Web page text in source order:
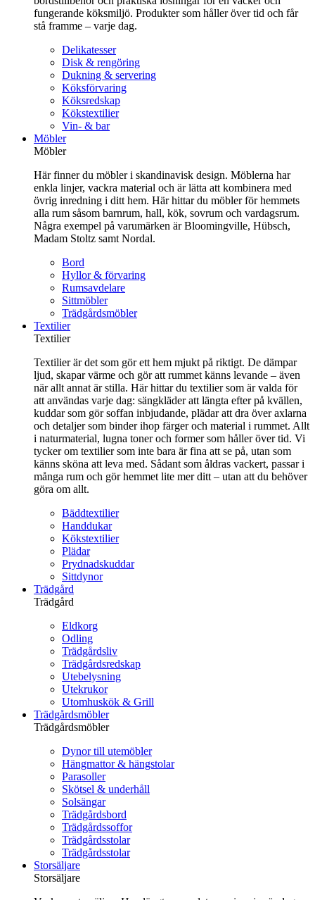
fungerande köksmiljö. Produkter som håller över tid och får
stå framme – varje dag.
Delikatesser
Disk & rengöring
Dukning & servering
Köksförvaring
Köksredskap
Kökstextilier
Vin- & bar
Möbler
Möbler
Här finner du möbler i skandinavisk design. Möblerna har
enkla linjer, vackra material och är lätta att kombinera med
övrig inredning i ditt hem. Här hittar du möbler för hemmets
alla rum såsom barnrum, hall, kök, sovrum och vardagsrum.
Några exempel på varumärken är Bloomingville, Hübsch,
Madam Stoltz samt Nordal.
Bord
Hyllor & förvaring
Rumsavdelare
Sittmöbler
Trädgårdsmöbler
Textilier
Textilier
Textilier är det som gör ett hem mjukt på riktigt. De dämpar
ljud, skapar värme och gör att rummet känns levande – även
när allt annat är stilla. Här hittar du textilier som är valda för
att användas varje dag: sängkläder att längta efter på kvällen,
kuddar som gör soffan inbjudande, plädar att dra över axlarna
och detaljer som binder ihop färger och material i rummet. Allt
i naturmaterial, lugna toner och former som håller över tid. Vi
tycker om textilier som inte bara är fina att se på, utan som
känns sköna att leva med. Sådant som åldras vackert, passar i
många rum och gör hemmet lite mer ditt – utan att du behöver
göra om allt.
Bäddtextilier
Handdukar
Kökstextilier
Plädar
Prydnadskuddar
Sittdynor
Trädgård
Trädgård
Eldkorg
Odling
Trädgårdsliv
Trädgårdsredskap
Utebelysning
Utekrukor
Utomhuskök & Grill
Trädgårdsmöbler
Trädgårdsmöbler
Dynor till utemöbler
Hängmattor & hängstolar
Parasoller
Skötsel & underhåll
Solsängar
Trädgårdsbord
Trädgårdssoffor
Trädgårdsstolar
Trädgårdsstolar
Storsäljare
Storsäljare